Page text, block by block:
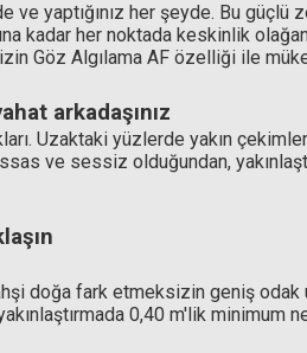
13.297,08 TL
ve yaptığınız her şeyde. Bu güçlü
kadar her noktada keskinlik
Göz Algılama AF özelliği ile
arkadaşınız
Uzaktaki yüzlerde yakın
ve sessiz olduğundan,
doğa fark etmeksizin geniş odak
0,40 m'lik